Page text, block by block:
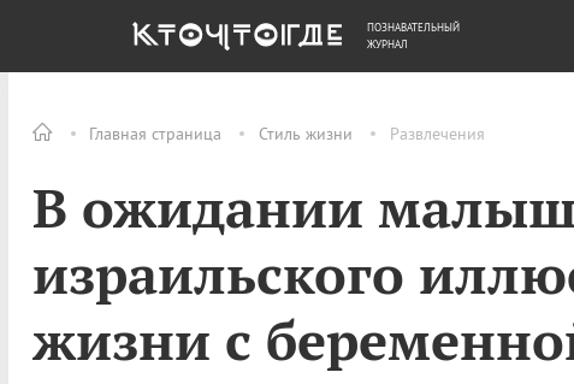
Главная страница Стиль жизни Развлечения
В ожидании
израильского
жизни с
ОБЩЕСТВО ДЕНЬГИ
ПОЗНАВАТЕЛЬНЫЙ
ЖУРНАЛ